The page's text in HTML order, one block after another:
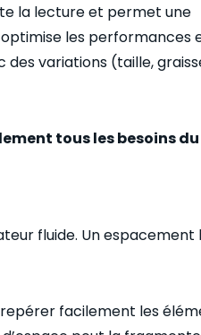
la lecture et permet une
les performances
des variations (taille,
tous les besoins
fluide. Un espacement
facilement les